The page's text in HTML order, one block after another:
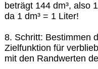
beträgt 144 dm³, also
da 1 dm³ = 1 Liter!
8. Schritt: Bestimmen
Zielfunktion für
mit den Randwerten